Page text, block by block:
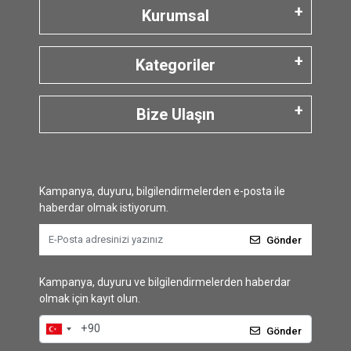
Kurumsal
Kategoriler
Bize Ulaşın
Kampanya, duyuru, bilgilendirmelerden e-posta ile
haberdar olmak istiyorum.
Gönder
Kampanya, duyuru ve bilgilendirmelerden haberdar
olmak için kayıt olun.
Gönder